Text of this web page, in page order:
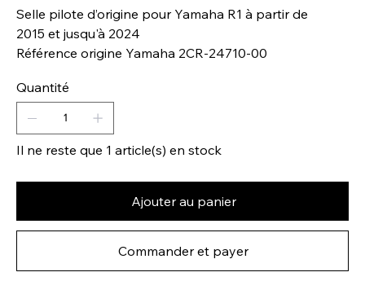
Selle pilote d’origine pour Yamaha R1 à partir de
2015 et jusqu'à 2024
Référence origine Yamaha 2CR-24710-00
Quantité
Il ne reste que 1 article(s) en stock
Ajouter au panier
Commander et payer